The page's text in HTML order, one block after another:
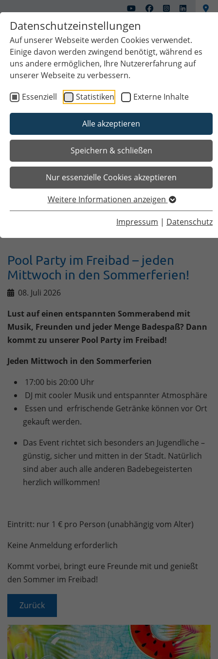
Datenschutzeinstellungen
Auf unserer Webseite werden Cookies verwendet.
Einige davon werden zwingend benötigt, während es
uns andere ermöglichen, Ihre Nutzererfahrung auf
unserer Webseite zu verbessern.
Essenziell
Statistiken Externe Inhalte
Alle akzeptieren
Speichern & schließen
Nur essenzielle Cookies akzeptieren
Weitere Informationen anzeigen
Impressum | Datenschutz
Das Wichtigste auf einen Blick
Startseite Unsere Stadt
Aktuelles
Pressemitteilungen
Pool Party im Freibad – jeden Mittwoch in den Sommerferien!
Pool Party im Freibad – jeden
Mittwoch in den Sommerferien!
08. Juli 2026
Lust auf einen entspannten Sommerabend mit
Musik, Freunden und jeder Menge Badespaß? Dann
kommt zu unserer Pool Party im Freibad!
Jeden Mittwoch in den Sommerferien
17:00 bis 20:00 Uhr
DJ mit cooler Musik und entspannter Atmosphäre
Essen und erfrischende Getränke können vor Ort
gekauft werden.
Das Event richtet sich besonders an Jugendliche –
günstig, sicher und mitten in der Stadt. Natürlich
sind aber auch alle anderen Badebegeisterten
herzlich willkommen!
Eintritt: nur 1 € pro Person (unabhängig vom Alter)
Keine Anmeldung erforderlich
Kommt vorbei, bringt eure Freunde mit und genießt
den Sommer im Freibad!
Zurück